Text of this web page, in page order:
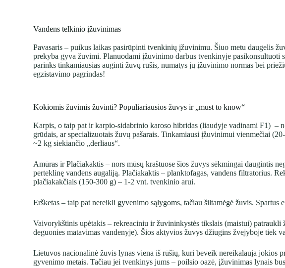
Vandens telkinio įžuvinimas
Pavasaris – puikus laikas pasirūpinti tvenkinių įžuvinimu. Šiuo metu daugelis
prekyba gyva žuvimi. Planuodami įžuvinimo darbus tvenkinyje pasikonsultuoti
parinks tinkamiausias auginti žuvų rūšis, numatys jų įžuvinimo normas bei
egzistavimo pagrindas!
Kokiomis žuvimis žuvinti? Populiariausios žuvys ir „must to know“
Karpis, o taip pat ir karpio-sidabrinio karoso hibridas (liaudyje vadinami F1) –
grūdais, ar specializuotais žuvų pašarais. Tinkamiausi įžuvinimui vienmečiai
~2 kg siekiančio „derliaus“.
Amūras ir Plačiakaktis – nors mūsų kraštuose šios žuvys sėkmingai daugintis
perteklinę vandens augaliją. Plačiakaktis – planktofagas, vandens filtratorius.
plačiakakčiais (150-300 g) – 1-2 vnt. tvenkinio arui.
Eršketas – taip pat nereikli gyvenimo sąlygoms, tačiau šiltamėgė žuvis.
Vaivorykštinis upėtakis – rekreaciniu ir žuvininkystės tikslais (maistui)
deguonies matavimas vandenyje). Šios aktyvios žuvys džiugins žvejyboje tiek
Lietuvos nacionalinė žuvis lynas viena iš rūšių, kuri beveik nereikalauja jokios
gyvenimo metais. Tačiau jei tvenkinys jums – poilsio oazė, įžuvinimas lynais